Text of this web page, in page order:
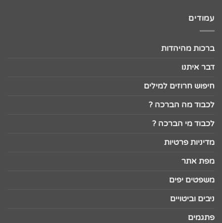
עמודים
ברכות מהיהדות
דבר איתנו
חיפוש חרוזים למילים
לכבוד מה הברכה ?
לכבוד מי הברכה ?
מדיניות פרטיות
מפת אתר
משפטים יפים
ניבים וביטויים
פתגמים